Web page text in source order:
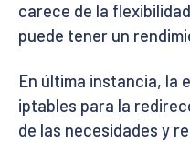
carece de la
puede tener un
En última instancia, la
iptables para la
de las necesidades y